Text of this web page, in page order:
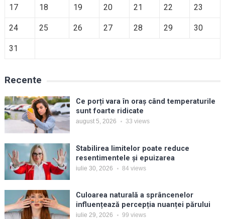
17 18 19 20 21 22 23
24 25 26 27 28 29 30
31
Recente
Ce porți vara în oraș când temperaturile
sunt foarte ridicate
august 5, 2026 33 views
Stabilirea limitelor poate reduce
resentimentele și epuizarea
iulie 30, 2026 84 views
Culoarea naturală a sprâncenelor
influențează percepția nuanței părului
iulie 29, 2026 99 views